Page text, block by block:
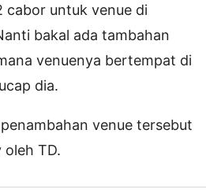
cabor untuk venue di
bakal ada tambahan
venuenya bertempat di
dia.
venue tersebut
oleh TD.